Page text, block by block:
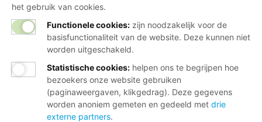
het gebruik van cookies.
Functionele cookies: zijn noodzakelijk voor de
basisfunctionaliteit van de website. Deze kunnen niet
worden uitgeschakeld.
Statistische cookies: helpen ons te begrijpen hoe
bezoekers onze website gebruiken
(paginaweergaven, klikgedrag). Deze gegevens
worden anoniem gemeten en gedeeld met drie
externe partners.